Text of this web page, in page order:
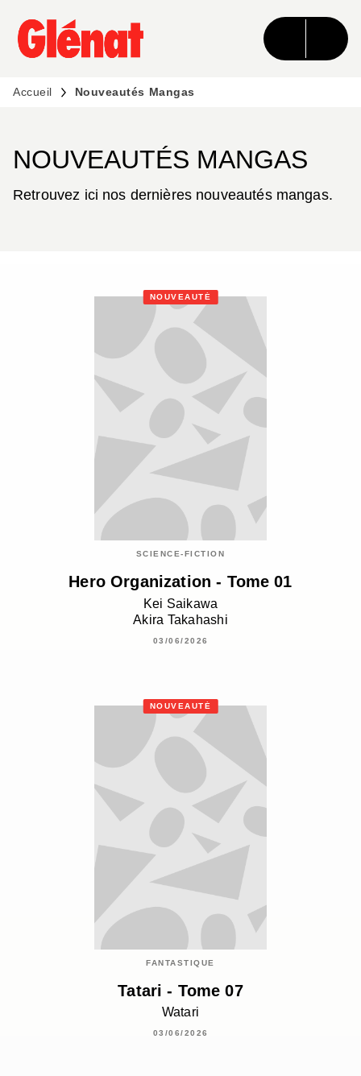
MENU RECHERCHE CONTENU
PIED DE PAGE
Accueil Nouveautés Mangas
NOUVEAUTÉS MANGAS
Retrouvez ici nos dernières nouveautés mangas.
NOUVEAUTÉ
SCIENCE-FICTION
Hero Organization - Tome 01
Kei Saikawa
Akira Takahashi
03/06/2026
NOUVEAUTÉ
FANTASTIQUE
Tatari - Tome 07
Watari
03/06/2026